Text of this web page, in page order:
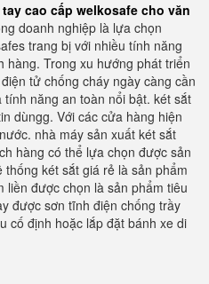
cao cấp welkosafe cho văn
doanh nghiệp là lựa chọn
trang bị với nhiều tính năng
hàng. Trong xu hướng phát triển
tử chống cháy ngày càng cần
năng an toàn nổi bật. két sắt
dùngg. Với các cửa hàng hiện
nhà máy sản xuất két sắt
hàng có thể lựa chọn được sản
két sắt giá rẻ là sản phẩm
được chọn là sản phẩm tiêu
được sơn tĩnh điện chống trầy
cố định hoặc lắp đặt bánh xe di